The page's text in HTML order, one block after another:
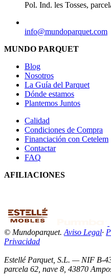
Pol. Ind. les Tosses,
info@mundoparquet.com
MUNDO PARQUET
Blog
Nosotros
La Guía del Parquet
Dónde estamos
Plantemos Juntos
Calidad
Condiciones de Compra
Financiación con Cetelem
Contactar
FAQ
AFILIACIONES
© Mundoparquet. Aviso Legal·
Privacidad
Estellé Parquet, S.L. — NIF B-
parcela 62, nave 8, 43870